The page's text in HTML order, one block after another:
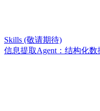
Skills (敬请期待)
信息提取Agent：结构化